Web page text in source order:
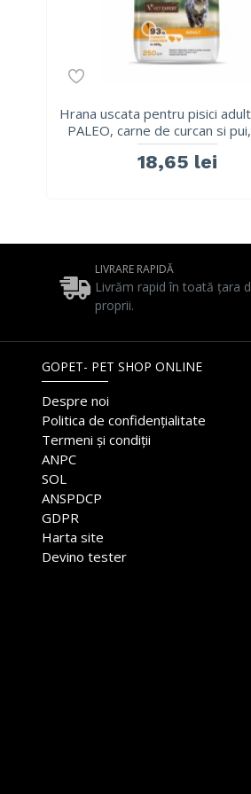
Hrana uscata pentru pisici
PALEO, carne de curcan si
18,65 lei
LIVRARE RAPIDĂ
Livrăm rapid în toată țara
proprii.
GOPET- PET SHOP ONLINE
Despre noi
Politica de confidențialitate
Termeni și condiții
ANPC
SOL
ANSPDCP
GDPR
Harta site
Devino tester